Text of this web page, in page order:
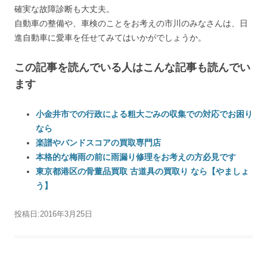
確実な故障診断も大丈夫。
自動車の整備や、車検のことをお考えの市川のみなさんは、日
進自動車に愛車を任せてみてはいかがでしょうか。
この記事を読んでいる人はこんな記事も読んでい
ます
小金井市での行政による粗大ごみの収集での対応でお困り
なら
楽譜やバンドスコアの買取専門店
本格的な梅雨の前に雨漏り修理をお考えの方必見です
東京都港区の骨董品買取 古道具の買取り なら【やましょ
う】
投稿日:2016年3月25日